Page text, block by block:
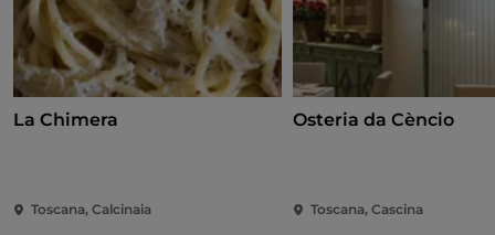
La Chimera
Toscana, Calcinaia
Osteria da Cèncio
Toscana, Cascina